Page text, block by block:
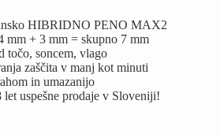
HIBRIDNO PENO MAX2
mm + 3 mm = skupno 7 mm
točo, soncem, vlago
zaščita v manj kot minuti
in umazanijo
let uspešne prodaje v Sloveniji!